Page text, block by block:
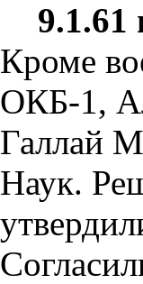
9.1.61
Кроме
ОКБ-1,
Галлай
Наук.